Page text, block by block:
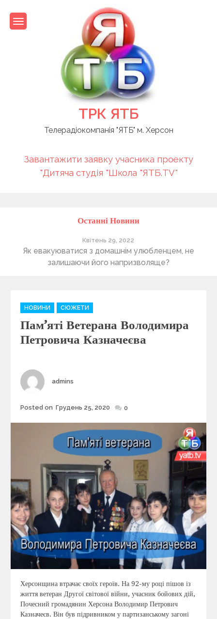
content
ТРК ЯТБ
Телерадіокомпанія "ЯТБ" м. Херсон
Завантажити заявку учасника проекту
"Дитяча студія "Школа "ЯТБ.TV"
Останні Новини
не
Понад 400 утриманців Херсонського
лапи” очікують на нову
C
a
e
g
i
e
НОВИНИ СЮЖЕТИ
Пам’яті Ветерана Володимира
Петровича Казначеєва
Author
admins
Posted
Posted on Грудень 25, 2020 0
Херсонщина втрачає своїх героїв. На 92-му році пішов із
життя ветеран Другої світової війни, учасник бойових дій,
Почесний громадянин Херсона Володимир Петрович
Казначеєв. Він був підривником у партизанському загоні